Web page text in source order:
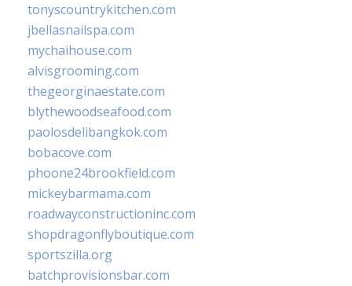
tonyscountrykitchen.com
jbellasnailspa.com
mychaihouse.com
alvisgrooming.com
thegeorginaestate.com
blythewoodseafood.com
paolosdelibangkok.com
bobacove.com
phoone24brookfield.com
mickeybarmama.com
roadwayconstructioninc.com
shopdragonflyboutique.com
sportszilla.org
batchprovisionsbar.com